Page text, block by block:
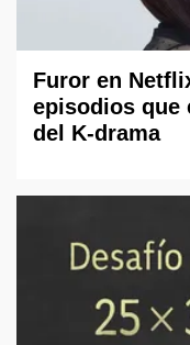
Furor en
episodios que
del K-drama